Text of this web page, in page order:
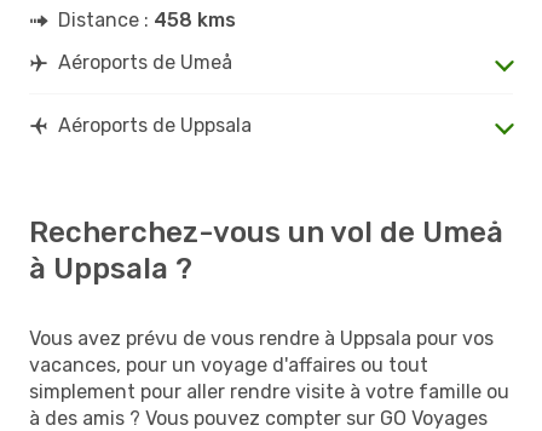
Distance : 458 kms
Aéroports de Umeå
Aéroports de Uppsala
Recherchez-vous un vol de Umeå
à Uppsala ?
Vous avez prévu de vous rendre à Uppsala pour vos
vacances, pour un voyage d'affaires ou tout
simplement pour aller rendre visite à votre famille ou
à des amis ? Vous pouvez compter sur GO Voyages